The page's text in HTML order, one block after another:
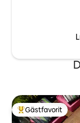
Populär gästfavorit
Gästfavorit